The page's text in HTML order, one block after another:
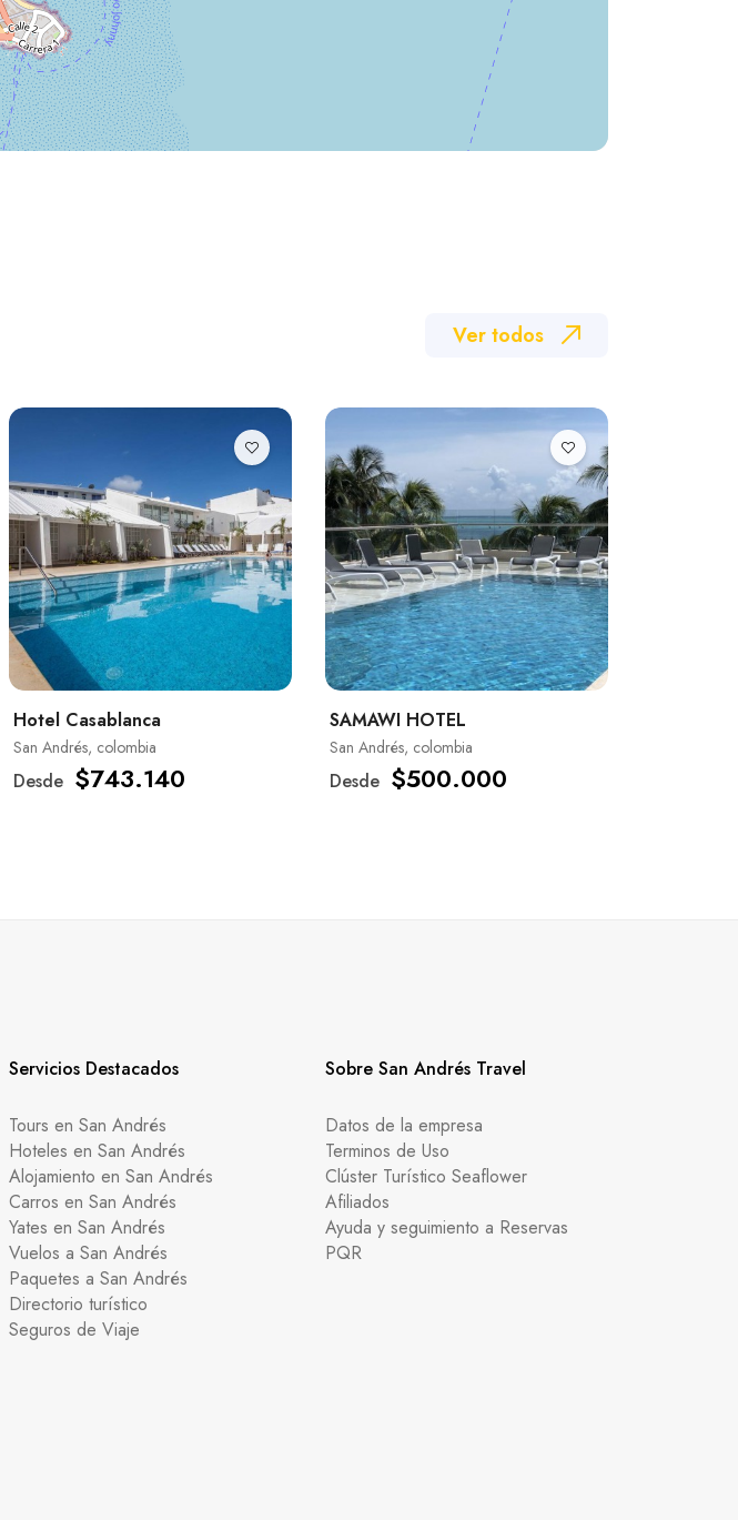
Ver todos
Hotel Casablanca
San Andrés, colombia
Desde $743.140
SAMAWI HOTEL
San Andrés, colombia
Desde $500.000
Servicios Destacados
Tours en San Andrés
Hoteles en San Andrés
Alojamiento en San Andrés
Carros en San Andrés
Yates en San Andrés
Vuelos a San Andrés
Paquetes a San Andrés
Directorio turístico
Seguros de Viaje
Sobre San Andrés Travel
Datos de la empresa
Terminos de Uso
Clúster Turístico Seaflower
Afiliados
Ayuda y seguimiento a Reservas
PQR